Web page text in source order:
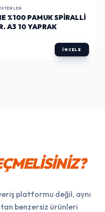
%100 PAMUK SPIRALLI
A3 10 YAPRAK
İNCELE
platformu değil, aynı
benzersiz ürünleri